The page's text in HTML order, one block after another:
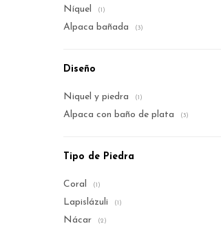
Níquel (1)
Alpaca bañada (3)
Diseño
Niquel y piedra (1)
Alpaca con baño de plata (3)
Tipo de Piedra
Coral (1)
Lapislázuli (1)
Nácar (2)